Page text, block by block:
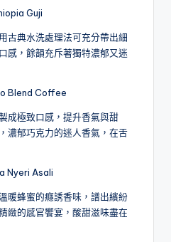
Guji
古典水洗處理法可充分帶出細
感，餘韻充斥著獨特濃郁又迷
Blend Coffee
成極致口感，提升香氣與甜
濃郁巧克力的迷人香氣，在舌
Nyeri Asali
暖蜂蜜的癮誘香味，譜出繽紛
緻的感官饗宴，酸甜滋味盡在